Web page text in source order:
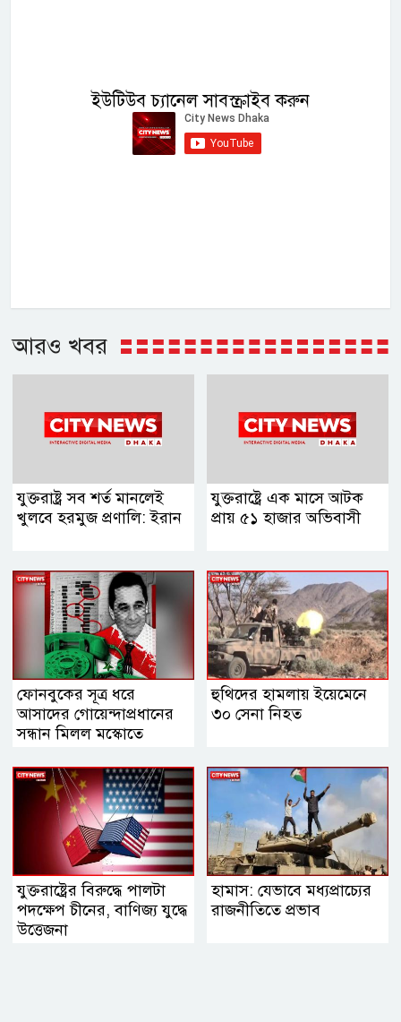
ইউটিউব চ্যানেল সাবস্ক্রাইব করুন
আরও খবর
যুক্তরাষ্ট্র সব শর্ত মানলেই
খুলবে হরমুজ প্রণালি: ইরান
যুক্তরাষ্ট্রে এক মাসে আটক
প্রায় ৫১ হাজার অভিবাসী
ফোনবুকের সূত্র ধরে
আসাদের গোয়েন্দাপ্রধানের
সন্ধান মিলল মস্কোতে
হুথিদের হামলায় ইয়েমেনে
৩০ সেনা নিহত
যুক্তরাষ্ট্রের বিরুদ্ধে পালটা
পদক্ষেপ চীনের, বাণিজ্য যুদ্ধে
‍উত্তেজনা
হামাস: যেভাবে মধ্যপ্রাচ্যের
রাজনীতিতে প্রভাব